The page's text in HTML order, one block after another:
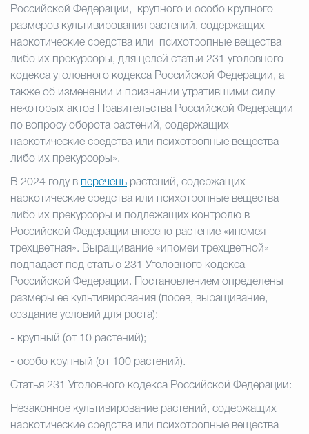
Российской Федерации, крупного и особо крупного
размеров культивирования растений, содержащих
наркотические средства или психотропные вещества
либо их прекурсоры, для целей статьи 231 уголовного
кодекса уголовного кодекса Российской Федерации, а
также об изменении и признании утратившими силу
некоторых актов Правительства Российской Федерации
по вопросу оборота растений, содержащих
наркотические средства или психотропные вещества
либо их прекурсоры».
В 2024 году в перечень растений, содержащих
наркотические средства или психотропные вещества
либо их прекурсоры и подлежащих контролю в
Российской Федерации внесено растение «ипомея
трехцветная». Выращивание «ипомеи трехцветной»
подпадает под статью 231 Уголовного кодекса
Российской Федерации. Постановлением определены
размеры ее культивирования (посев, выращивание,
создание условий для роста):
- крупный (от 10 растений);
- особо крупный (от 100 растений).
Статья 231 Уголовного кодекса Российской Федерации:
Незаконное культивирование растений, содержащих
наркотические средства или психотропные вещества